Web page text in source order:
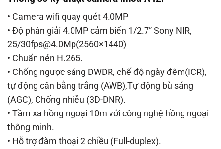
• Camera wifi quay quét 4.0MP
• Độ phân giải 4.0MP cảm biến 1/2.7” Sony NIR,
25/30fps@4.0Mp(2560×1440)
• Chuẩn nén H.265.
• Chống ngược sáng DWDR, chế độ ngày đêm(ICR),
tự động cân bằng trắng (AWB),Tự động bù sáng
(AGC), Chống nhiễu (3D-DNR).
• Tầm xa hồng ngoại 10m với công nghệ hồng ngoại
thông minh.
• Hỗ trợ đàm thoại 2 chiều (Full-duplex).